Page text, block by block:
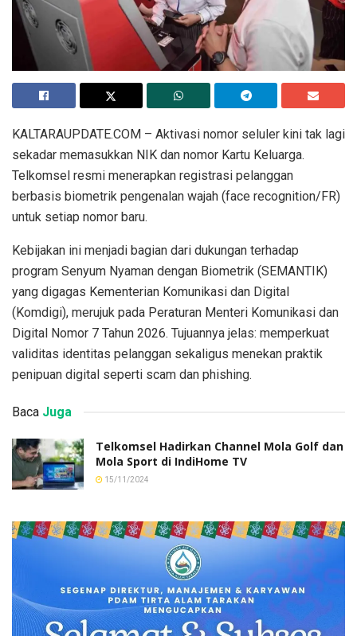
KALTARAUPDATE.COM – Aktivasi nomor seluler kini tak lagi
sekadar memasukkan NIK dan nomor Kartu Keluarga.
Telkomsel resmi menerapkan registrasi pelanggan
berbasis biometrik pengenalan wajah (face recognition/FR)
untuk setiap nomor baru.
Kebijakan ini menjadi bagian dari dukungan terhadap
program Senyum Nyaman dengan Biometrik (SEMANTIK)
yang digagas Kementerian Komunikasi dan Digital
(Komdigi), merujuk pada Peraturan Menteri Komunikasi dan
Digital Nomor 7 Tahun 2026. Tujuannya jelas: memperkuat
validitas identitas pelanggan sekaligus menekan praktik
penipuan digital seperti scam dan phishing.
Baca Juga
Telkomsel Hadirkan Channel Mola Golf dan
Mola Sport di IndiHome TV
15/11/2024